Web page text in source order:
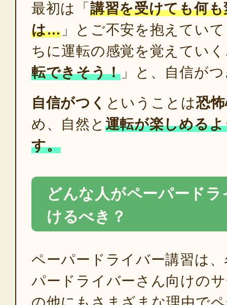
最初は「 講習を受けても何
は… 」とご不安を抱えてい
ちに運転の感覚を覚えてい
転できそう！ 」と、自信が
自信がつく ということは恐
め、自然と 運転が楽しめる
す。
どんな人がペーパード
けるべき？
ペーパードライバー講習は
パードライバーさん向けの